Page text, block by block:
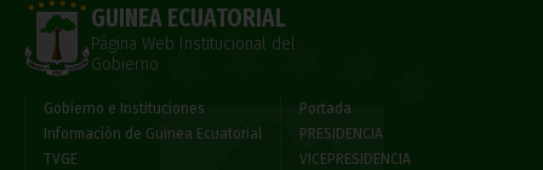
GUINEA ECUATORIAL
Página Web Institucional del
Gobierno
Gobierno e Instituciones
Información de Guinea Ecuatorial
TVGE
Portada
PRESIDENCIA
VICEPRESIDENCIA